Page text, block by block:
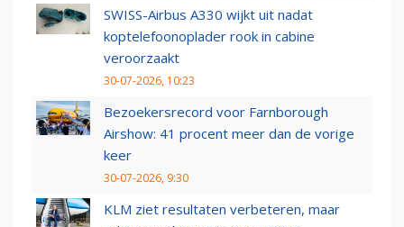
SWISS-Airbus A330 wijkt uit nadat
koptelefoonoplader rook in cabine
veroorzaakt
30-07-2026, 10:23
Bezoekersrecord voor Farnborough
Airshow: 41 procent meer dan de vorige
keer
30-07-2026, 9:30
KLM ziet resultaten verbeteren, maar